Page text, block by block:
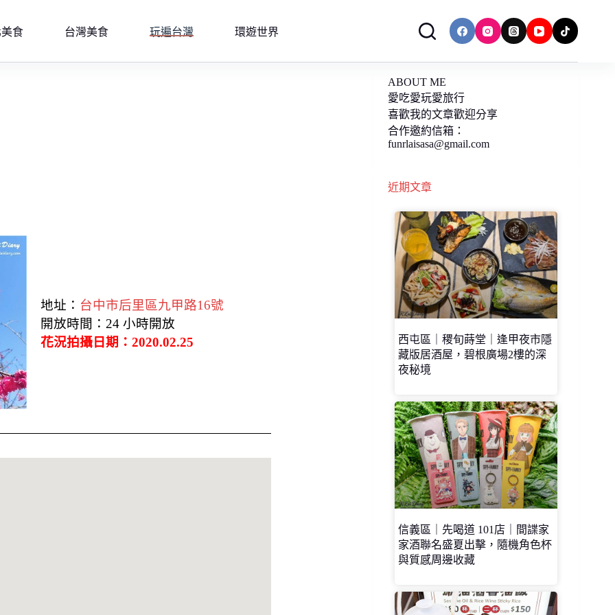
食 台灣美食 玩遍台灣 環遊世界
地址： 台中市后里區九甲路16號
開放時間：24 小時開放
花況拍攝日期：2020.02.25
ABOUT ME
愛吃愛玩愛旅行
喜歡我的文章歡迎分享
合作邀約信箱：
funrlaisasa@gmail.com
近期文章
西屯區｜稷旬蒔堂｜逢甲夜市隱
藏版居酒屋，碧根廣場2樓的深
夜秘境
信義區｜先喝道 101店｜間諜家
家酒聯名盛夏出擊，隨機角色杯
與質感周邊收藏